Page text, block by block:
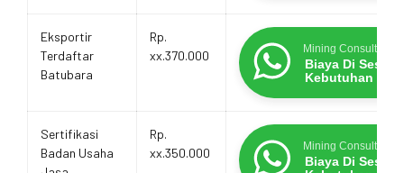
Eksportir
Terdaftar
Batubara
Rp.
xx.370.000
Mining Consultants
Biaya Di
Kebutuhan
Sertifikasi
Badan Usaha
Rp.
xx.350.000
Mining Consultants
Biaya Di